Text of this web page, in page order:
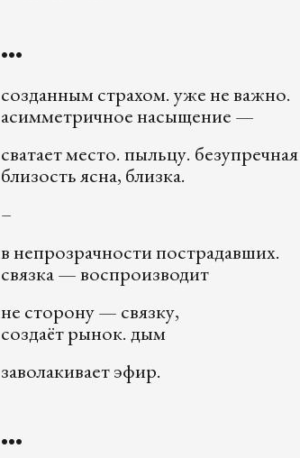
•••
созданным страхом. уже не важно.
асимметричное насыщение —
сватает место. пыльцу. безупречная
близость ясна, близка.
–
в непрозрачности пострадавших.
связка — воспроизводит
не сторону — связку,
создаёт рынок. дым
заволакивает эфир.
•••